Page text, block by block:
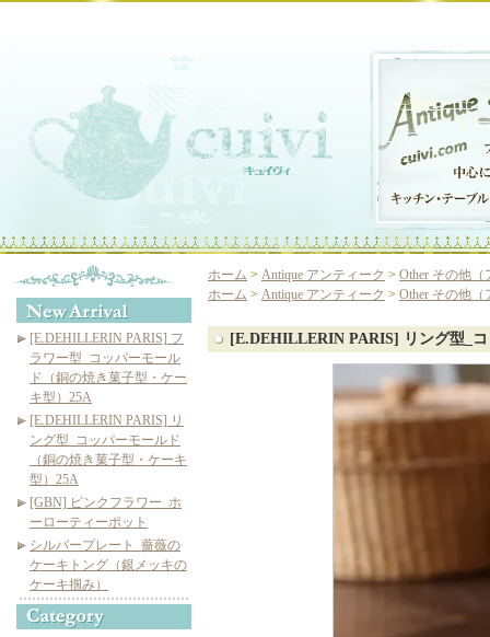
[E.DEHILLERIN PARIS] フ
ラワー型_コッパーモール
ド（銅の焼き菓子型・ケー
キ型）25A
[E.DEHILLERIN PARIS] リ
ング型_コッパーモールド
（銅の焼き菓子型・ケーキ
型）25A
[GBN] ピンクフラワー_ホ
ーローティーポット
シルバープレート_薔薇の
ケーキトング（銀メッキの
ケーキ掴み）
ホーム > Antique アンティーク > Other その他
ホーム > Antique アンティーク > Other その他
[E.DEHILLERIN PARIS] リング型_